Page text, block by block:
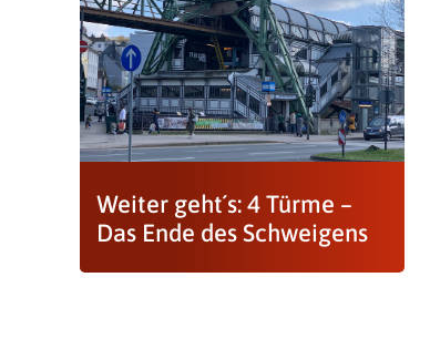
Weiter geht´s: 4 Türme –
Das Ende des Schweigens